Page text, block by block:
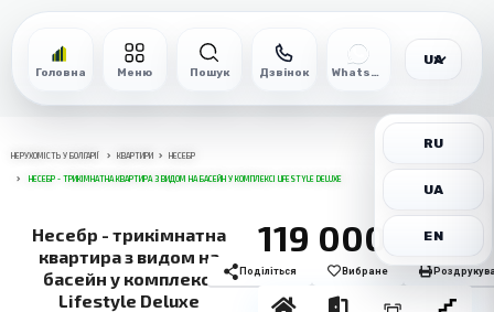
Головна Меню Пошук Дзвінок WhatsApp
UA
RU
UA
EN
НЕРУХОМІСТЬ У БОЛГАРІЇ КВАРТИРИ НЕСЕБР
НЕСЕБР - ТРИКІМНАТНА КВАРТИРА З ВИДОМ НА БАСЕЙН У КОМПЛЕКСІ LIFESTYLE DELUXE
Несебр - трикімнатна
квартира з видом на
басейн у комплексі
Lifestyle Deluxe
119 000€
Поділіться Вибране